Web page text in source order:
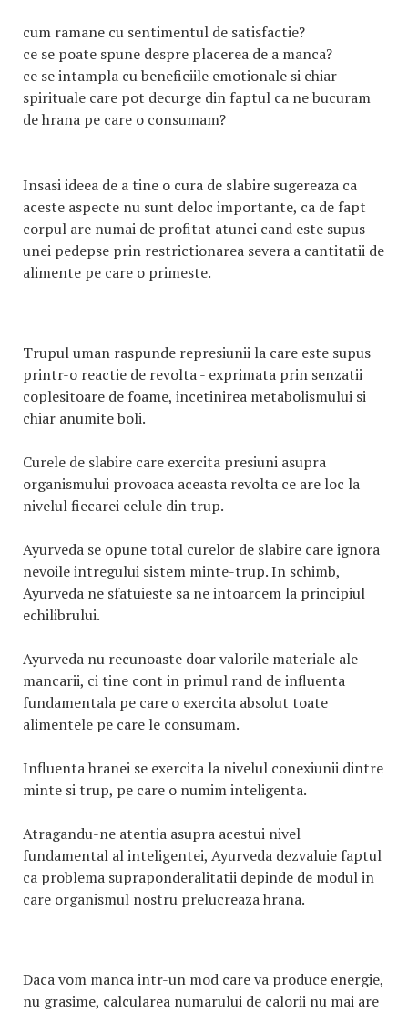
cum ramane cu sentimentul de satisfactie?
ce se poate spune despre placerea de a manca?
ce se intampla cu beneficiile emotionale si chiar
spirituale care pot decurge din faptul ca ne bucuram
de hrana pe care o consumam?
Insasi ideea de a tine o cura de slabire sugereaza ca
aceste aspecte nu sunt deloc importante, ca de fapt
corpul are numai de profitat atunci cand este supus
unei pedepse prin restrictionarea severa a cantitatii de
alimente pe care o primeste.
Trupul uman raspunde represiunii la care este supus
printr-o reactie de revolta - exprimata prin senzatii
coplesitoare de foame, incetinirea metabolismului si
chiar anumite boli.
Curele de slabire care exercita presiuni asupra
organismului provoaca aceasta revolta ce are loc la
nivelul fiecarei celule din trup.
Ayurveda se opune total curelor de slabire care ignora
nevoile intregului sistem minte-trup. In schimb,
Ayurveda ne sfatuieste sa ne intoarcem la principiul
echilibrului.
Ayurveda nu recunoaste doar valorile materiale ale
mancarii, ci tine cont in primul rand de influenta
fundamentala pe care o exercita absolut toate
alimentele pe care le consumam.
Influenta hranei se exercita la nivelul conexiunii dintre
minte si trup, pe care o numim inteligenta.
Atragandu-ne atentia asupra acestui nivel
fundamental al inteligentei, Ayurveda dezvaluie faptul
ca problema supraponderalitatii depinde de modul in
care organismul nostru prelucreaza hrana.
Daca vom manca intr-un mod care va produce energie,
nu grasime, calcularea numarului de calorii nu mai are